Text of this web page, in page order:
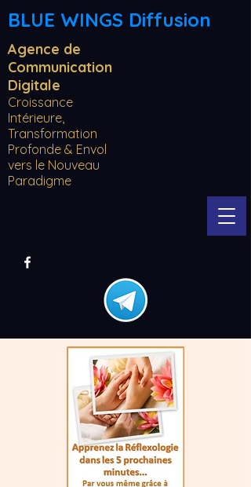
BLUE WINGS Diffusion
Agence de
Communication
Digitale
Croissance
Intérieure,
Transformation
Profonde & Envol
vers le Nouveau
Paradigme